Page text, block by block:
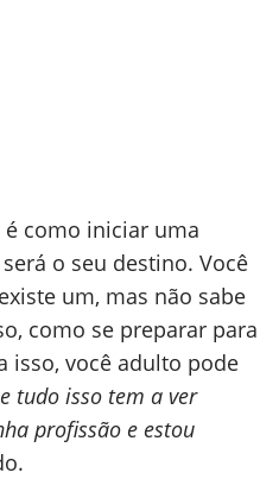
é como iniciar uma
o seu destino. Você
um, mas não sabe
como se preparar para
isso, você adulto pode
tudo isso tem a ver
profissão e estou